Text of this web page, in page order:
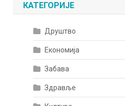
КАТЕГОРИЈЕ
Друштво
Економија
Забава
Здравље